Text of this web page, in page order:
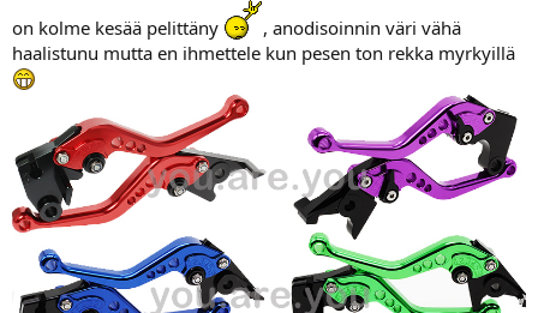
on kolme kesää pelittäny
, anodisoinnin väri vähä
haalistunu mutta en ihmettele kun pesen ton rekka myrkyillä